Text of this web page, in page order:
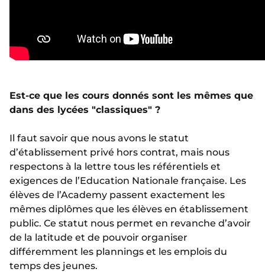
Est-ce que les cours donnés sont les mêmes que
dans des lycées "classiques" ?
Il faut savoir que nous avons le statut
d’établissement privé hors contrat, mais nous
respectons à la lettre tous les référentiels et
exigences de l’Education Nationale française. Les
élèves de l’Academy passent exactement les
mêmes diplômes que les élèves en établissement
public. Ce statut nous permet en revanche d’avoir
de la latitude et de pouvoir organiser
différemment les plannings et les emplois du
temps des jeunes.